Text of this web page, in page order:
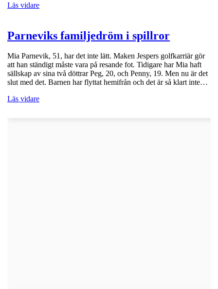
Läs vidare
Parneviks familjedröm i spillror
Mia Parnevik, 51, har det inte lätt. Maken Jespers golfkarriär gör
att han ständigt måste vara på resande fot. Tidigare har Mia haft
sällskap av sina två döttrar Peg, 20, och Penny, 19. Men nu är det
slut med det. Barnen har flyttat hemifrån och det är så klart inte…
Läs vidare